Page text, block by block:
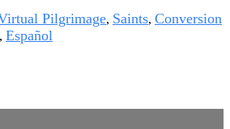
Pilgrimage, Saints, Conversion
, Español